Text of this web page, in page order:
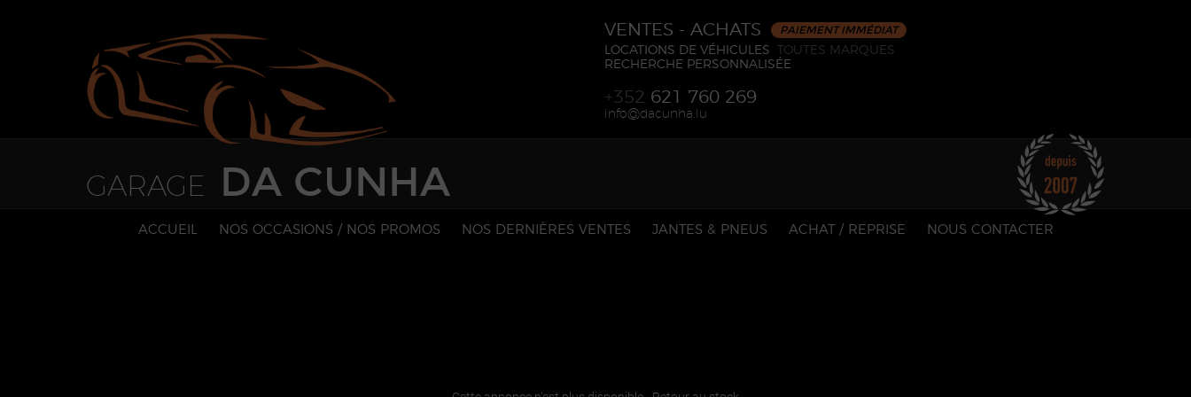
VENTES - ACHATS
PAIEMENT IMMÉDIAT
LOCATIONS DE VÉHICULES
TOUTES MARQUES
RECHERCHE PERSONNALISÉE
+352 621 760 269
ul.ahn
ucad@of
ni
GARAGE DA CUNHA
ACCUEIL NOS OCCASIONS / NOS PROMOS NOS DERNIÈRES VENTES JANTES & PNEUS ACHAT / REPRISE NOUS CONTACTER